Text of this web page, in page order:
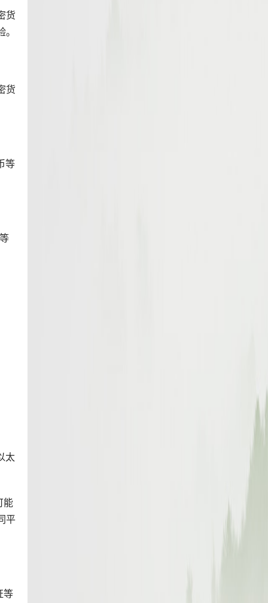
货
货
等
太
能
平
等